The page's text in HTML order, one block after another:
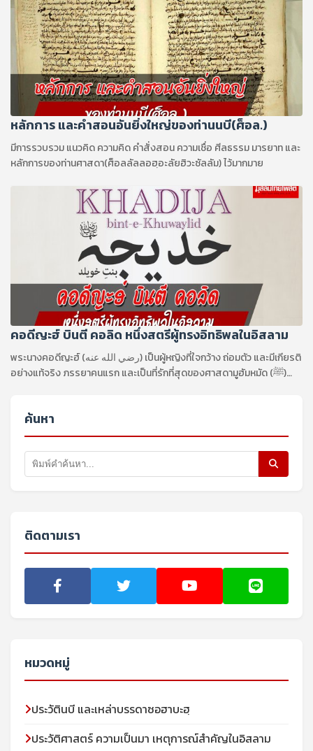
หลักการ และคำสอนอันยิ่งใหญ่ของท่านนบี(ศ็อล.)
มีการรวบรวม แนวคิด ความคิด คำสั่งสอน ความเชื่อ ศีลธรรม มารยาท และ
หลักการของท่านศาสดา(ศ็อลลัลลอฮฺอะลัยฮิวะซัลลัม) ไว้มากมาย
คอดีญะฮ์ บินตี คอลิด หนึ่งสตรีผู้ทรงอิทธิพลในอิสลาม
พระนางคอดีญะฮ์ (رضي الله عنه) เป็นผู้หญิงที่ใจกว้าง ถ่อมตัว และมีเกียรติ
อย่างแท้จริง ภรรยาคนแรก และเป็นที่รักที่สุดของศาสดามูฮัมหมัด (ﷺ)
ค้นหา
ติดตามเรา
หมวดหมู่
ประวัตินบี และเหล่าบรรดาซอฮาบะฮฺ
ประวัติศาสตร์ ความเป็นมา เหตุการณ์สำคัญในอิสลาม